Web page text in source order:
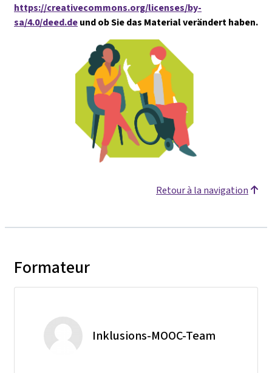
https://creativecommons.org/licenses/by-
sa/4.0/deed.deund ob Sie das Material verändert haben.
Retour à la navigation
Formateur
Inklusions-MOOC-Team